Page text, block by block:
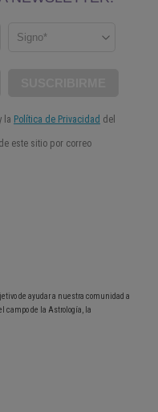
de ayudar a nuestra comunidad a
campo de la Astrología, la